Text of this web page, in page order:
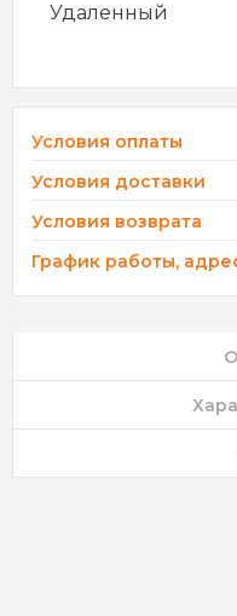
Удаленный
Условия оплаты
Условия доставки
Условия возврата
График работы,